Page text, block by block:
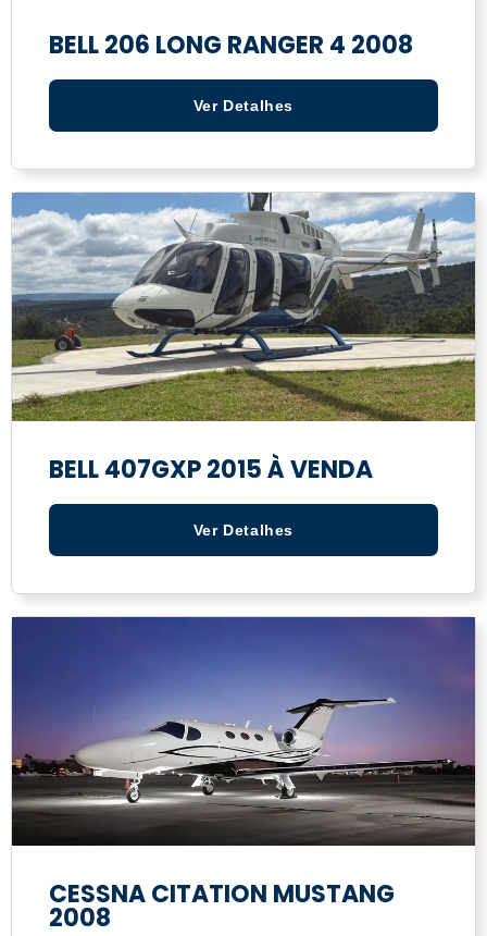
BELL 206 LONG RANGER 4 2008
Ver Detalhes
BELL 407GXP 2015 À VENDA
Ver Detalhes
CESSNA CITATION MUSTANG
2008